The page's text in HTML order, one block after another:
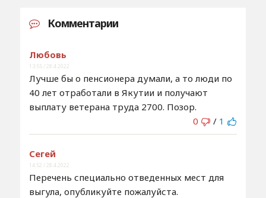
Комментарии
Любовь
13:55 / 28.4.2022
Лучше бы о пенсионера думали, а то люди по
40 лет отработали в Якутии и получают
выплату ветерана труда 2700. Позор.
0
/ 1
Сегей
14:52 / 28.4.2022
Перечень специально отведенных мест для
выгула, опубликуйте пожалуйста.